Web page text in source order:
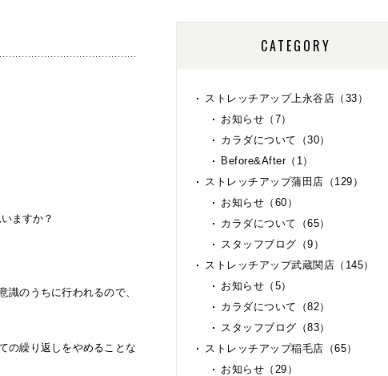
ますか？
のうちに行われるので、
の繰り返しをやめることな
CATEGORY
ストレッチアップ上永谷店（33）
お知らせ（7）
カラダについて（30）
Before&After（1）
ストレッチアップ蒲田店（129）
お知らせ（60）
カラダについて（65）
スタッフブログ（9）
ストレッチアップ武蔵関店（145）
お知らせ（5）
カラダについて（82）
スタッフブログ（83）
ストレッチアップ稲毛店（65）
お知らせ（29）